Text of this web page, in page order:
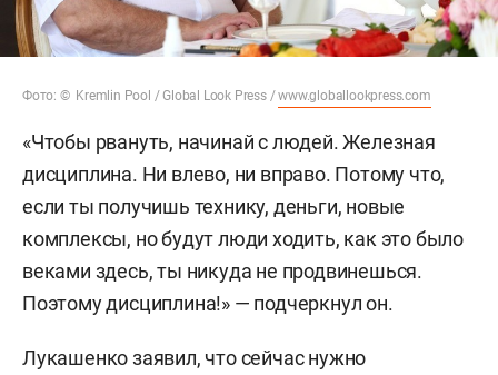
Фото: © Kremlin Pool / Global Look Press /www.globallookpress.com
«Чтобы рвануть, начинай с людей. Железная
дисциплина. Ни влево, ни вправо. Потому что,
если ты получишь технику, деньги, новые
комплексы, но будут люди ходить, как это было
веками здесь, ты никуда не продвинешься.
Поэтому дисциплина!» — подчеркнул он.
Лукашенко заявил, что сейчас нужно